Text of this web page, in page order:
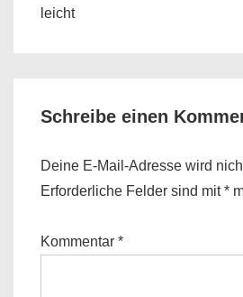
leicht
Schreibe einen
Deine E-Mail-Adresse wird
Erforderliche Felder sind mit*
Kommentar *